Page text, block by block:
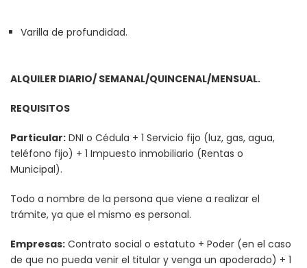
Varilla de profundidad.
ALQUILER DIARIO/ SEMANAL/QUINCENAL/MENSUAL.
REQUISITOS
Particular: DNI o Cédula + 1 Servicio fijo (luz, gas, agua,
teléfono fijo) + 1 Impuesto inmobiliario (Rentas o
Municipal).
Todo a nombre de la persona que viene a realizar el
trámite, ya que el mismo es personal.
Empresas: Contrato social o estatuto + Poder (en el caso
de que no pueda venir el titular y venga un apoderado) + 1